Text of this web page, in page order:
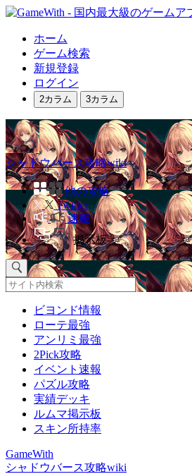
ホーム
ゲーム検索
新規登録
ログイン
2カラム 3カラム
シャドウバース攻略wiki
他の攻略
Twitter
速報
掲示板
ビヨンド情報
ローテ最強
アンリミ最強
2Pick攻略
イベント速報
パズル攻略
実績デッキ
ルムマ掲示板
スキン所持率
GameWith
シャドウバース攻略wiki